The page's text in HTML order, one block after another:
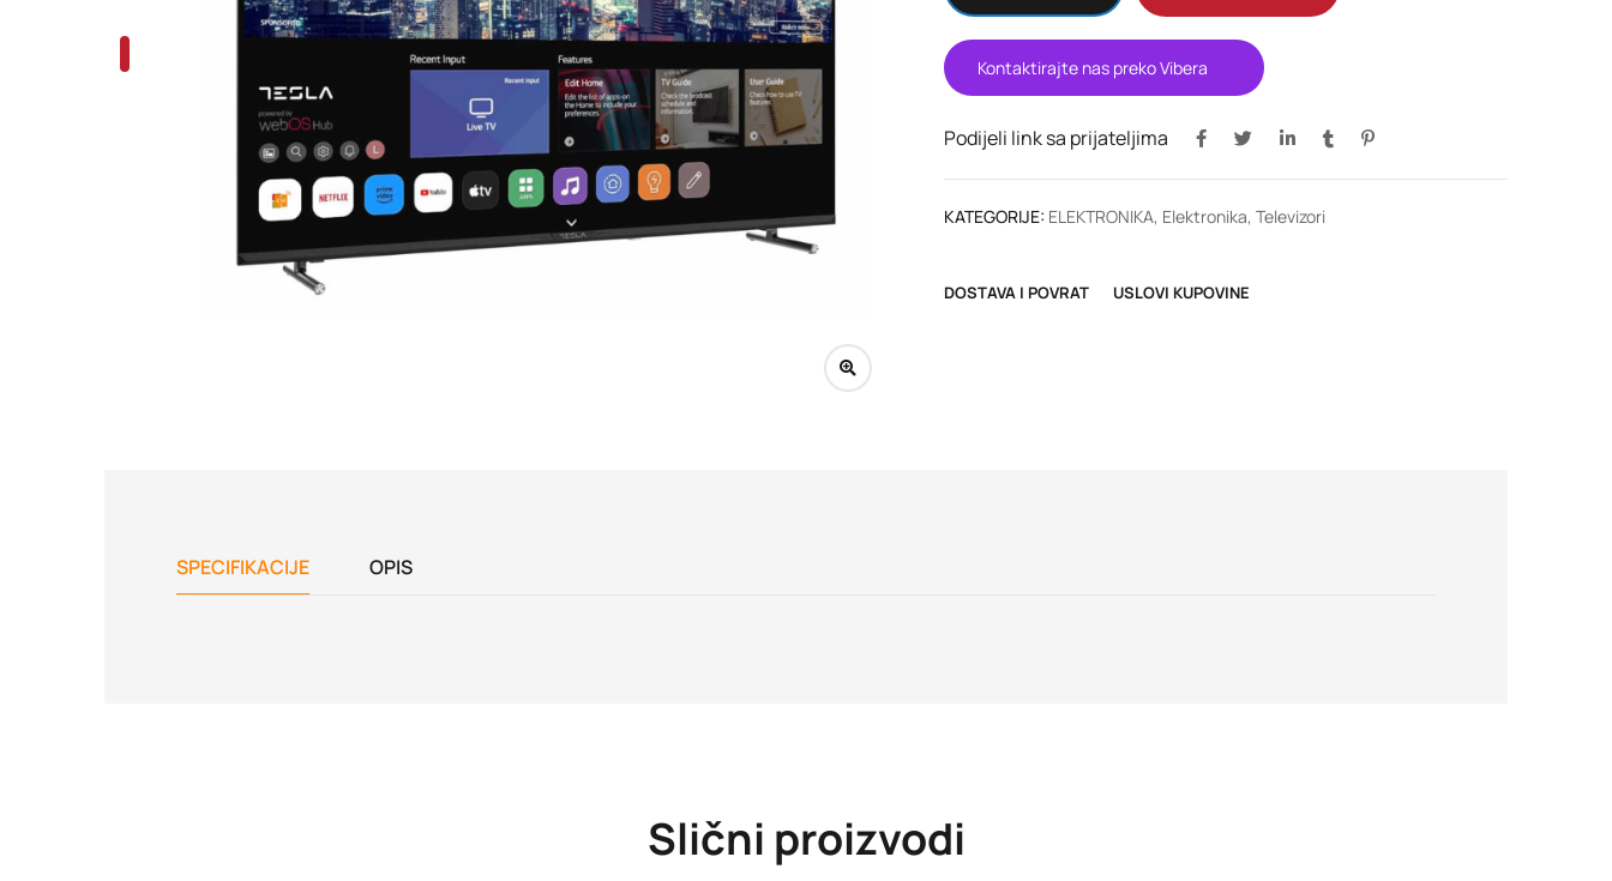
Kontaktirajte nas preko Vibera
Podijeli link sa prijateljima
KATEGORIJE: ELEKTRONIKA, Elektronika, Televizori
DOSTAVA I POVRAT USLOVI KUPOVINE
SPECIFIKACIJE OPIS
Slični proizvodi